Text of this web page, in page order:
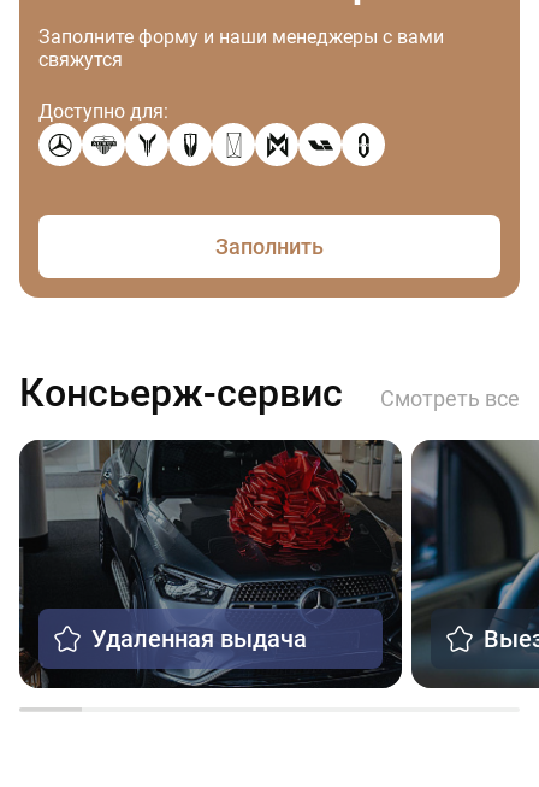
Заполните форму и наши менеджеры с вами
свяжутся
Доступно для:
Заполнить
Консьерж-сервис Смотреть все
Удаленная выдача